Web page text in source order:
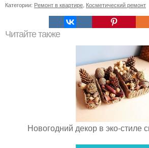
Категории: Ремонт в квартире, Косметический ремонт
Читайте также
Новогодний декор в эко-стиле